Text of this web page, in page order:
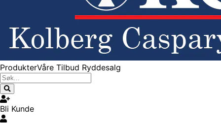
ProdukterVåre Tilbud Ryddesalg
Bli Kunde